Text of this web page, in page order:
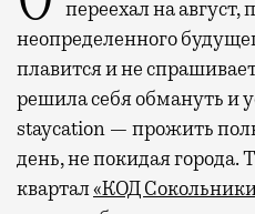
переехал на август,
неопределенного
плавится и не
решила себя обмануть и
staycation — прожить
день, не покидая города.
квартал«КОД